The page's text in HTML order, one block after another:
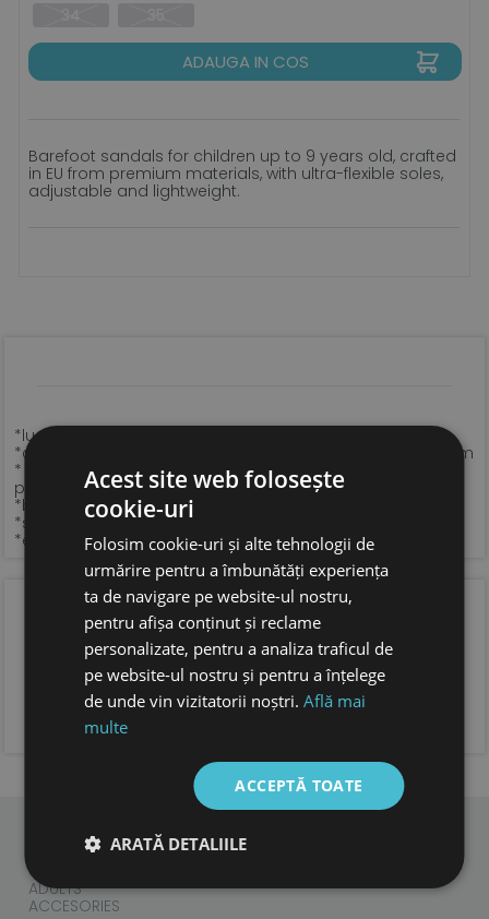
ADAUGA IN COS
Barefoot sandals for children up to 9 years old, crafted
in EU from premium materials, with ultra-flexible soles,
adjustable and lightweight.
*lucrate manual in Romania, din piele moale,premium
*captuseala din piele naturala tabacita vegetal, fara crom
* talpa ultra-flexibila Vibram Supernewflex de 6 mm,
perfect plata
*brant din piele naturala tabacita vegetal
*sistem de inchidere si latime ajustabile, cu velcro
*extrem de usoare
OPINIA CLIENTILOR
ADAUGA OPINIA TA
CHILDREN
ADULTS
ACCESORIES
Acest site web folosește
cookie-uri
Folosim cookie-uri și alte tehnologii de
urmărire pentru a îmbunătăți experiența
ta de navigare pe website-ul nostru,
pentru afișa conținut și reclame
personalizate, pentru a analiza traficul de
pe website-ul nostru și pentru a înțelege
de unde vin vizitatorii noștri.Află mai
multe
ACCEPTĂ TOATE
ARATĂ DETALIILE